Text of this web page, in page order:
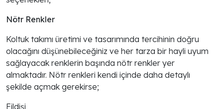
Nötr Renkler
Koltuk takımı üretimi ve tasarımında tercihinin doğru
olacağını düşünebileceğiniz ve her tarza bir hayli uyum
sağlayacak renklerin başında nötr renkler yer
almaktadır. Nötr renkleri kendi içinde daha detaylı
şekilde açmak gerekirse;
Fildişi